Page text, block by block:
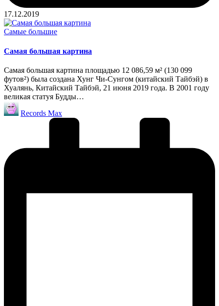
17.12.2019
Опубликовано
Самые большие
Самая большая картина
Самая большая картина площадью 12 086,59 м² (130 099
футов²) была создана Хунг Чи-Сунгом (китайский Тайбэй) в
Хуалянь, Китайский Тайбэй, 21 июня 2019 года. В 2001 году
великая статуя Будды…
Запись
от
Records Max